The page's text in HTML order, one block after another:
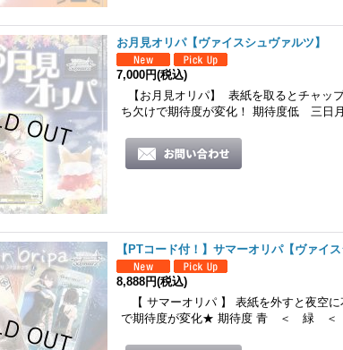
お月見オリパ【ヴァイスシュヴァルツ】
7,000円(税込)
【お月見オリパ】 表紙を取るとチャッ
ち欠けで期待度が変化！ 期待度低
【PTコード付！】サマーオリパ【ヴァイス
8,888円(税込)
【 サマーオリパ 】 表紙を外すと夜空
で期待度が変化★ 期待度 青 ＜ 緑